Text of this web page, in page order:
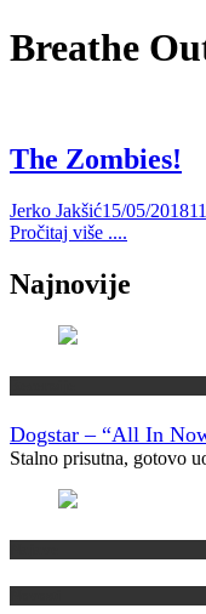
Breathe
The Zombies!
Jerko Jakšić15/05/2018
Pročitaj više ....
Najnovije
Dogstar – “All In
Stalno prisutna, gotovo